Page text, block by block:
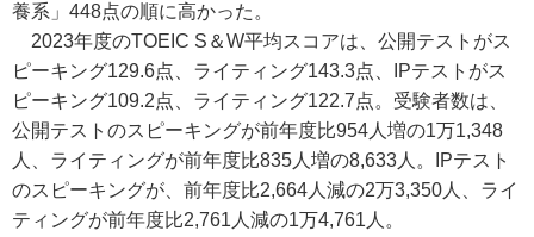
養系」448点の順に高かった。
2023年度のTOEIC S＆W平均スコアは、公開テストがス
ピーキング129.6点、ライティング143.3点、IPテストがス
ピーキング109.2点、ライティング122.7点。受験者数は、
公開テストのスピーキングが前年度比954人増の1万1,348
人、ライティングが前年度比835人増の8,633人。IPテスト
のスピーキングが、前年度比2,664人減の2万3,350人、ライ
ティングが前年度比2,761人減の1万4,761人。